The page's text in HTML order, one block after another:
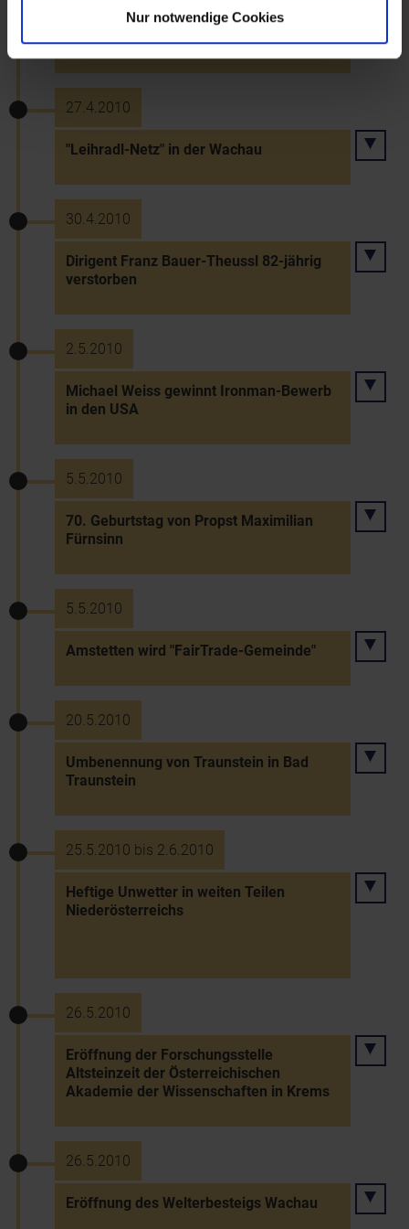
Nur notwendige Cookies
Wiederwahl von Heinz Fischer zum
Bundespräsidenten (Angelobung: 8. Juli)
27.4.2010
"Leihradl-Netz" in der Wachau
30.4.2010
Dirigent Franz Bauer-Theussl 82-jährig
verstorben
2.5.2010
Michael Weiss gewinnt Ironman-Bewerb
in den USA
5.5.2010
70. Geburtstag von Propst Maximilian
Fürnsinn
5.5.2010
Amstetten wird "FairTrade-Gemeinde"
20.5.2010
Umbenennung von Traunstein in Bad
Traunstein
25.5.2010 bis 2.6.2010
Heftige Unwetter in weiten Teilen
Niederösterreichs
26.5.2010
Eröffnung der Forschungsstelle
Altsteinzeit der Österreichischen
Akademie der Wissenschaften in Krems
26.5.2010
Eröffnung des Welterbesteigs Wachau